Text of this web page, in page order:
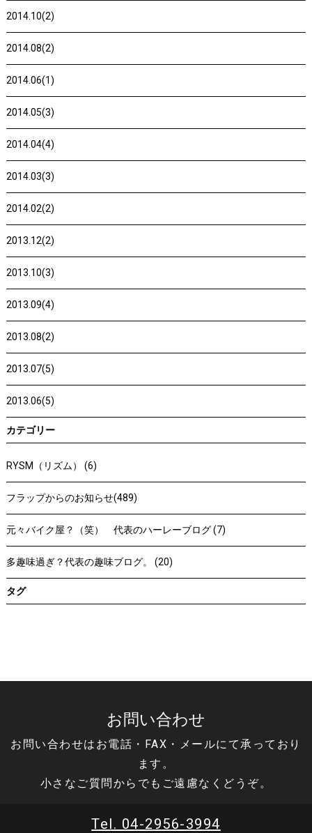
2014.10(2)
2014.08(2)
2014.06(1)
2014.05(3)
2014.04(4)
2014.03(3)
2014.02(2)
2013.12(2)
2013.10(3)
2013.09(4)
2013.08(2)
2013.07(5)
2013.06(5)
カテゴリー
RYSM（リズム） (6)
フラップからのお知らせ(489)
元々バイク屋？（笑） 代表のハーレーブログ (7)
多趣味過ぎ？代表の趣味ブログ。 (20)
タグ
お問い合わせ
お問い合わせはお電話・FAX・メールにて承っており
ます。
小さなご質問からでもご遠慮なくどうぞ。
Tel. 04-2956-3994